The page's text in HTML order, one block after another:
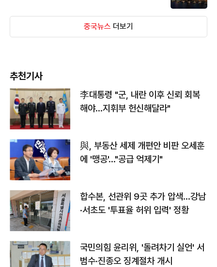
중국뉴스 더보기
추천기사
李대통령 "군, 내란 이후 신뢰 회복
해야…지휘부 헌신해달라"
與, 부동산 세제 개편안 비판 오세훈
에 '맹공'…"공급 억제기"
합수본, 선관위 9곳 추가 압색…강남
·서초도 '투표율 허위 입력' 정황
국민의힘 윤리위, '돌려차기 실언' 서
범수·진종오 징계절차 개시